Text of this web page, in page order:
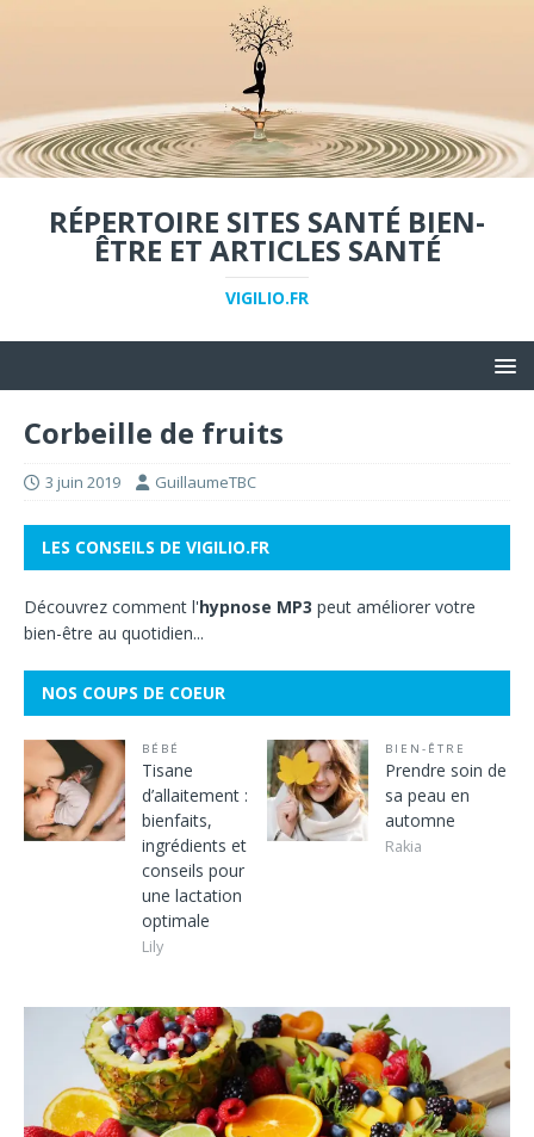
RÉPERTOIRE SITES SANTÉ BIEN-
ÊTRE ET ARTICLES SANTÉ
VIGILIO.FR
Corbeille de fruits
3 juin 2019 GuillaumeTBC
LES CONSEILS DE VIGILIO.FR
Découvrez comment l'hypnose MP3 peut améliorer votre
bien-être au quotidien...
NOS COUPS DE COEUR
BÉBÉ
Tisane
d’allaitement :
bienfaits,
ingrédients et
conseils pour
une lactation
optimale
Lily
BIEN-ÊTRE
Prendre soin de
sa peau en
automne
Rakia